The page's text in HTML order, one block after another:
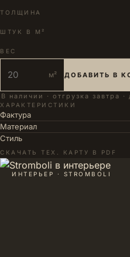
ТОЛЩИНА
ШТУК В М²
ВЕС
м² ДОБАВИТЬ В
В наличии · отгрузка завтра
ХАРАКТЕРИСТИКИ
Фактура
Материал
Стиль
СКАЧАТЬ ТЕХ. КАРТУ В PDF
ИНТЕРЬЕР · STROMBOLI